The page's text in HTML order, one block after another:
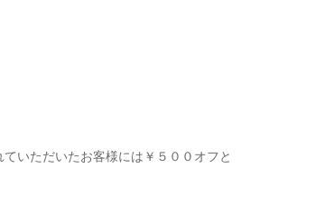
いただいたお客様には￥５００オフと